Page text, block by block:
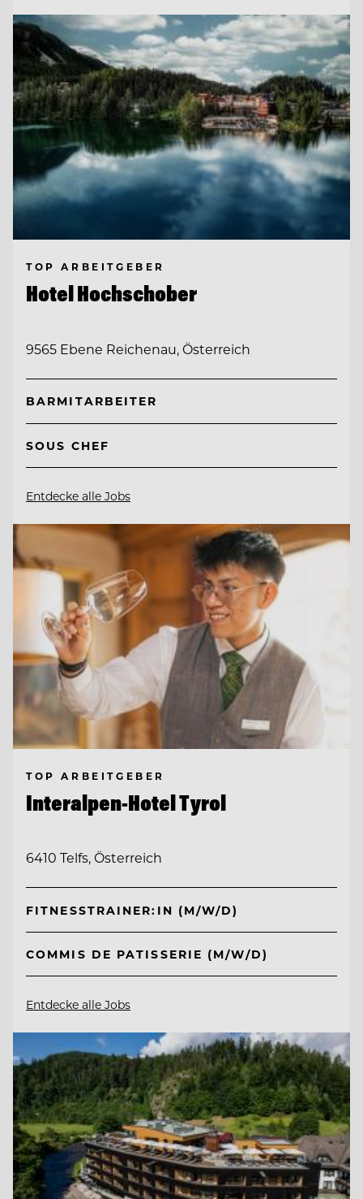
TOP ARBEITGEBER
Hotel Hochschober
9565 Ebene Reichenau, Österreich
BARMITARBEITER
SOUS CHEF
Entdecke alle Jobs
TOP ARBEITGEBER
Interalpen-Hotel Tyrol
6410 Telfs, Österreich
FITNESSTRAINER:IN (M/W/D)
COMMIS DE PATISSERIE (M/W/D)
Entdecke alle Jobs